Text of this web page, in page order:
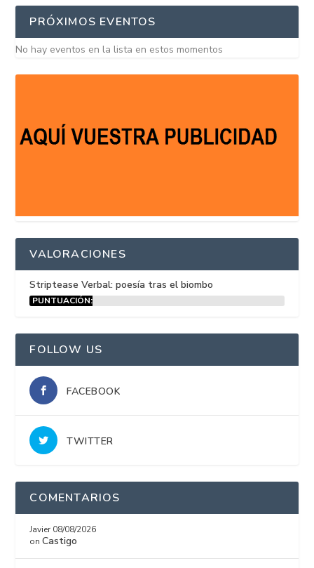
PRÓXIMOS EVENTOS
No hay eventos en la lista en estos momentos
VALORACIONES
Striptease Verbal: poesía tras el biombo
PUNTUACIÓN:
FOLLOW US
FACEBOOK
TWITTER
COMENTARIOS
Javier 08/08/2026
onCastigo